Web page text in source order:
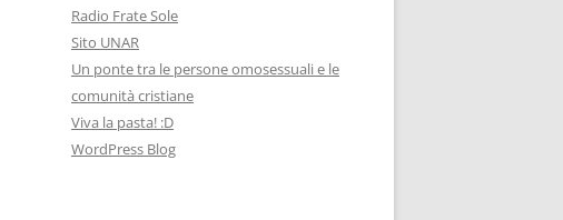
Radio Frate Sole
Sito UNAR
Un ponte tra le persone omosessuali e le
comunità cristiane
Viva la pasta! :D
WordPress Blog